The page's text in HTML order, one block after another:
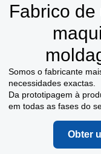
Fabrico
Somos o fabricante
necessidades exactas.
Da prototipagem à
em todas as fases do
Obter